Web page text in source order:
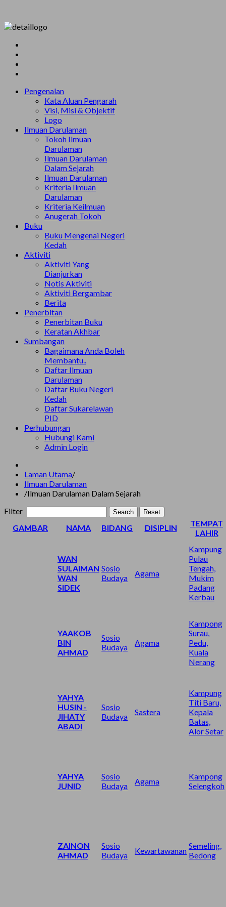
Pengenalan
Kata Aluan Pengarah
Visi, Misi & Objektif
Logo
Ilmuan Darulaman
Tokoh Ilmuan
Darulaman
Ilmuan Darulaman
Dalam Sejarah
Ilmuan Darulaman
Kriteria Ilmuan
Darulaman
Kriteria Keilmuan
Anugerah Tokoh
Buku
Buku Mengenai Negeri
Kedah
Aktiviti
Aktiviti Yang
Dianjurkan
Notis Aktiviti
Aktiviti Bergambar
Berita
Penerbitan
Penerbitan Buku
Keratan Akhbar
Sumbangan
Bagaimana Anda Boleh
Membantu..
Daftar Ilmuan
Darulaman
Daftar Buku Negeri
Kedah
Daftar Sukarelawan
PID
Perhubungan
Hubungi Kami
Admin Login
Laman Utama/
Ilmuan Darulaman
/Ilmuan Darulaman Dalam Sejarah
Filter
Search Reset
GAMBAR NAMA BIDANG DISIPLIN
TEMPAT
LAHIR
WAN
SULAIMAN
WAN
SIDEK
Sosio
Budaya
Agama
Kampung
Pulau
Tengah,
Mukim
Padang
Kerbau
YAAKOB
BIN
AHMAD
Sosio
Budaya
Agama
Kampong
Surau,
Pedu,
Kuala
Nerang
YAHYA
HUSIN -
JIHATY
ABADI
Sosio
Budaya
Sastera
Kampung
Titi Baru,
Kepala
Batas,
Alor Setar
YAHYA
JUNID
Sosio
Budaya
Agama
Kampong
Selengkoh
ZAINON
AHMAD
Sosio
Budaya
Kewartawanan
Semeling,
Bedong